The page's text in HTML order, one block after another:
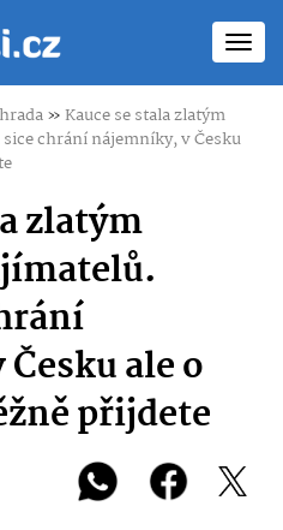
»Kauce se stala zlatým
chrání nájemníky, v Česku
zlatým
ale o
přijdete